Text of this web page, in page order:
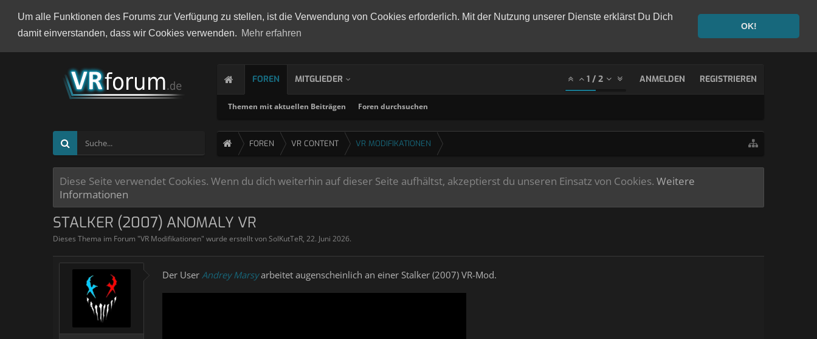
Um alle Funktionen des Forums zur Verfügung zu stellen, ist die Verwendung von Cookies erforderlich. Mit der Nutzung unserer Dienste erklärst Du Dich
damit einverstanden, dass wir Cookies verwenden. Mehr erfahren
OK!
FOREN
Themen mit aktuellen Beiträgen Foren durchsuchen
MITGLIEDER 1 / 2 ANMELDEN REGISTRIEREN
FOREN VR CONTENT VR MODIFIKATIONEN
Diese Seite verwendet Cookies. Wenn du dich weiterhin auf dieser Seite aufhältst, akzeptierst du unseren Einsatz von Cookies. Weitere
Informationen
STALKER (2007) ANOMALY VR
Dieses Thema im Forum "VR Modifikationen" wurde erstellt vonSolKutTeR, 22. Juni 2026.
Der User Andrey Marsy arbeitet augenscheinlich an einer Stalker (2007) VR-Mod.